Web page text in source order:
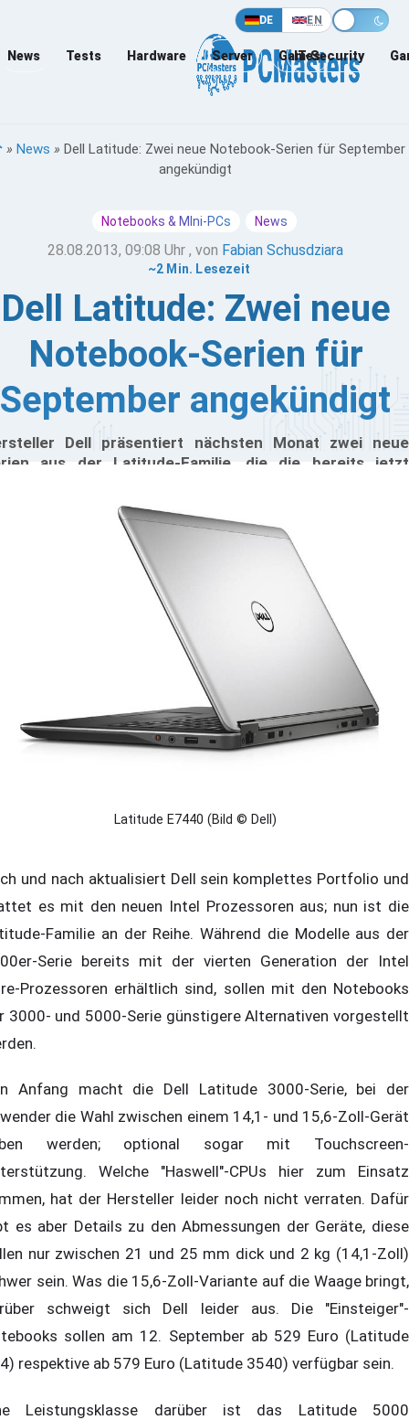
DE EN
News Tests Hardware Server Games
IT-Security
» News » Dell Latitude: Zwei neue Notebook-Serien für September
angekündigt
Notebooks & MIni-PCs News
28.08.2013, 09:08 Uhr , von Fabian Schusdziara
~2 Min. Lesezeit
Dell Latitude: Zwei neue
Notebook-Serien für
September angekündigt
Dell präsentiert nächsten Monat zwei neue
aus der Latitude-Familie, die die bereits jetzt
sollen. Die günstigeren Notebooks aus der 3000-
5000-Serie sollen ebenfalls mit Intels neuen "Haswell"-
ausgestattet werden und durch ihre
Rafinessen überzeugen.
Latitude E7440 (Bild © Dell)
und nach aktualisiert Dell sein komplettes Portfolio und
es mit den neuen Intel Prozessoren aus; nun ist die
Familie an der Reihe. Während die Modelle aus der
Serie bereits mit der vierten Generation der Intel
Prozessoren erhältlich sind, sollen mit den Notebooks
3000- und 5000-Serie günstigere Alternativen vorgestellt
Anfang macht die Dell Latitude 3000-Serie, bei der
die Wahl zwischen einem 14,1- und 15,6-Zoll-Gerät
werden; optional sogar mit Touchscreen-
Welche "Haswell"-CPUs hier zum Einsatz
hat der Hersteller leider noch nicht verraten. Dafür
es aber Details zu den Abmessungen der Geräte, diese
nur zwischen 21 und 25 mm dick und 2 kg (14,1-Zoll)
sein. Was die 15,6-Zoll-Variante auf die Waage bringt,
schweigt sich Dell leider aus. Die "Einsteiger"-
sollen am 12. September ab 529 Euro (Latitude
respektive ab 579 Euro (Latitude 3540) verfügbar sein.
Leistungsklasse darüber ist das Latitude 5000